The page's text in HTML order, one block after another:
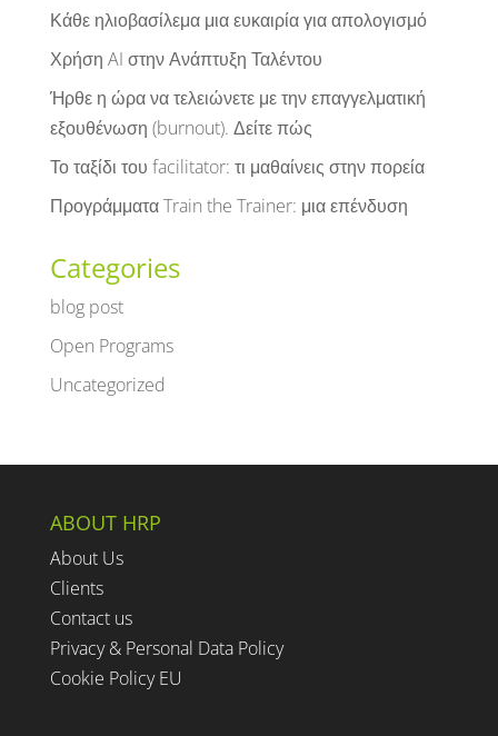
Κάθε ηλιοβασίλεμα μια ευκαιρία για απολογισμό
Χρήση AI στην Ανάπτυξη Ταλέντου
Ήρθε η ώρα να τελειώνετε με την επαγγελματική
εξουθένωση (burnout). Δείτε πώς
Το ταξίδι του facilitator: τι μαθαίνεις στην πορεία
Προγράμματα Train the Trainer: μια επένδυση
Categories
blog post
Open Programs
Uncategorized
ABOUT HRP
About Us
Clients
Contact us
Privacy & Personal Data Policy
Cookie Policy EU